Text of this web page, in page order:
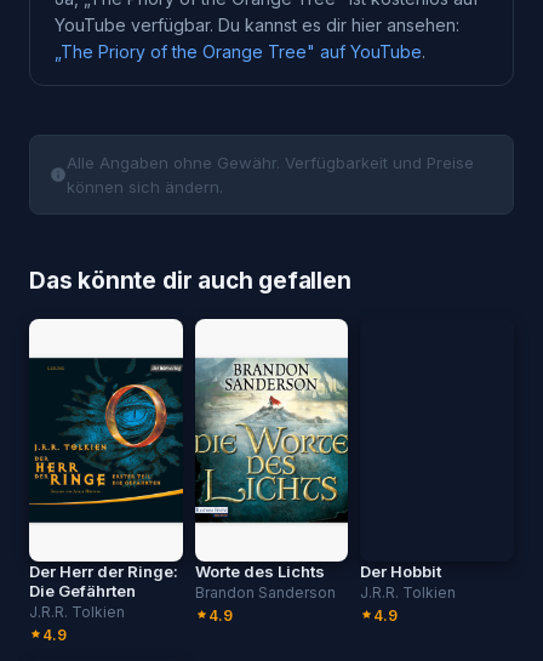
YouTube verfügbar. Du kannst es dir hier ansehen:
The Priory of the Orange Tree" auf YouTube.
Alle Angaben ohne Gewähr. Verfügbarkeit und Preise
können sich ändern.
Das könnte dir auch gefallen
Der Herr der Ringe:
Die Gefährten
J.R.R. Tolkien
4.9
Worte des Lichts
Brandon Sanderson
4.9
Der Hobbit
J.R.R. Tolkien
4.9